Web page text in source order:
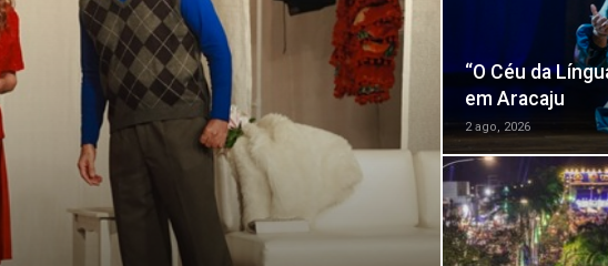
“O Céu da
em Aracaju
2 ago, 2026